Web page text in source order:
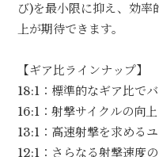
び)を最小限に抑え、効率
上が期待できます。
【ギア比ラインナップ】
18:1：標準的なギア比で
16:1：射撃サイクルの向
13:1：高速射撃を求めるユ
12:1：さらなる射撃速度の